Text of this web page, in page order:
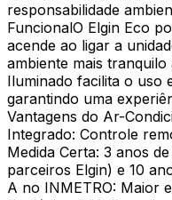
responsabilidade
FuncionalO Elgin Eco
acende ao ligar a
ambiente mais
Iluminado facilita o uso
garantindo uma
Vantagens do Ar-
Integrado: Controle
Medida Certa: 3 anos
parceiros Elgin) e 10
A no INMETRO: Maior